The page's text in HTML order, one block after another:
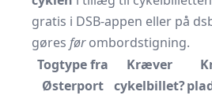
gratis i DSB-appen eller på
gøres førombordstigning.
Togtype fra
Østerport
Kræver
cykelbillet?